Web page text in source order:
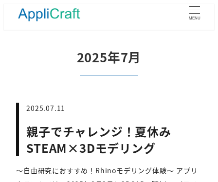
MENU
2025年7月
2025.07.11
親子でチャレンジ！夏休み
STEAM×3Dモデリング
～自由研究におすすめ！Rhinoモデリング体験～ アプリ